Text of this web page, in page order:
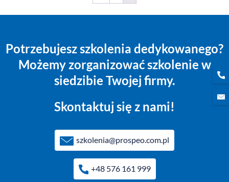
Potrzebujesz szkolenia dedykowanego?
Możemy zorganizować szkolenie w
siedzibie Twojej firmy.
Skontaktuj się z nami!
szkolenia@prospeo.com.pl
+48 576 161 999